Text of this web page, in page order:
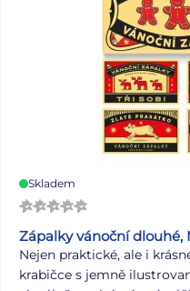
kartičce potěší nejen jako
malý dárek od srdce.
(Heart) Barva přívěsku:
šňůrka, přívěsek z
Balení: dárková kartička
Skladem
Zápalky vánoční dlouhé,
Nejen praktické, ale i
krabičce s jemně